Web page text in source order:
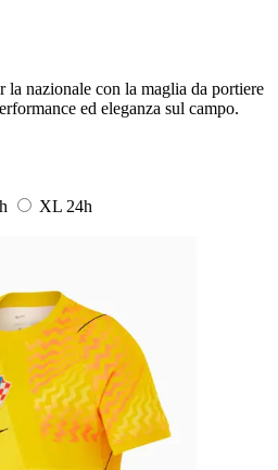
nazionale con la maglia da portiere
ed eleganza sul campo.
XL 24h